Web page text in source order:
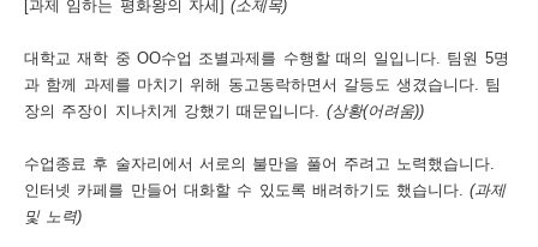
[과제 임하는 평화왕의 자세](소제목)
대학교 재학 중 OO수업 조별과제를 수행할 때의 일입니다. 팀원 5명
과 함께 과제를 마치기 위해 동고동락하면서 갈등도 생겼습니다. 팀
장의 주장이 지나치게 강했기 때문입니다. (상황(어려움))
수업종료 후 술자리에서 서로의 불만을 풀어 주려고 노력했습니다.
인터넷 카페를 만들어 대화할 수 있도록 배려하기도 했습니다.(과제
및 노력)